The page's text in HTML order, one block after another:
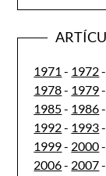
1971 - 1972-
1978- 1979-
1985- 1986-
1992- 1993-
1999- 2000-
2006- 2007-